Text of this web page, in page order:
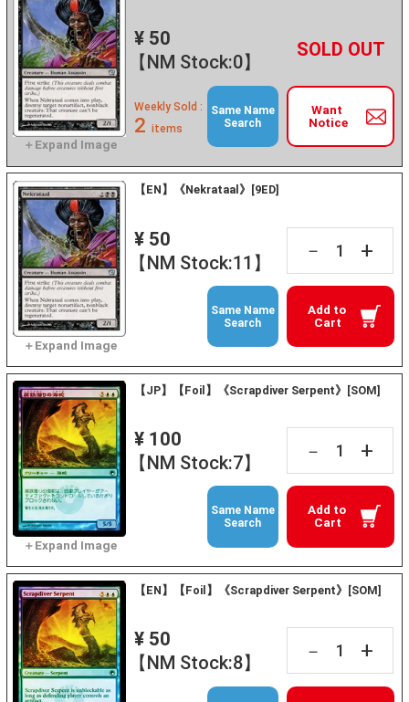
¥ 50
【NM Stock:0】
－ +
Want
Notice
Weekly Sold :
2 items
Same Name
Search
【EN】《Nekrataal》[9ED]
¥ 50
【NM Stock:11】
－ +
Add to
Cart
Same Name
Search
【JP】【Foil】《Scrapdiver Serpent》[SOM]
¥ 100
【NM Stock:7】
－ +
Add to
Cart
Same Name
Search
【EN】【Foil】《Scrapdiver Serpent》[SOM]
¥ 50
【NM Stock:8】
－ +